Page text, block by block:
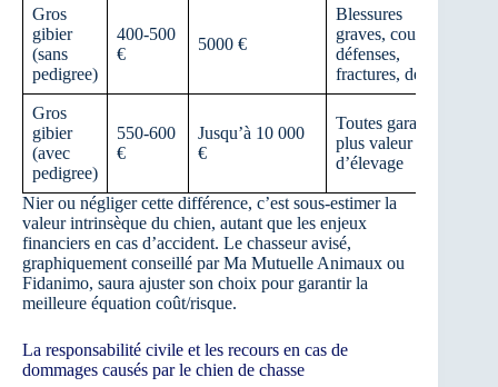
Gros
gibier
(sans
pedigree)
400-500
€
5000 €
Blessures
graves, coups de
défenses,
fractures, décès
Gros
gibier
(avec
pedigree)
550-600
€
Jusqu’à 10 000
€
Toutes garanties
plus valeur
d’élevage
Nier ou négliger cette différence, c’est sous-estimer la
valeur intrinsèque du chien, autant que les enjeux
financiers en cas d’accident. Le chasseur avisé,
graphiquement conseillé par Ma Mutuelle Animaux ou
Fidanimo, saura ajuster son choix pour garantir la
meilleure équation coût/risque.
La responsabilité civile et les recours en cas de
dommages causés par le chien de chasse